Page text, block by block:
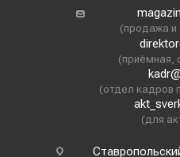
(продажа и
(приёмная,
(отдел кадров
(для